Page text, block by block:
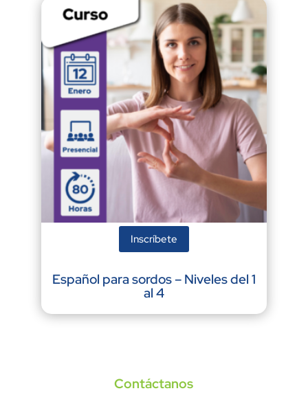
Inscríbete
Español para sordos – Niveles del 1
al 4
Contáctanos